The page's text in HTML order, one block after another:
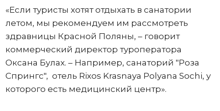
«Если туристы хотят отдыхать в санатории
летом, мы рекомендуем им рассмотреть
здравницы Красной Поляны, – говорит
коммерческий директор туроператора
Оксана Булах. – Например, санаторий "Роза
Спрингс", отель Rixos Krasnaya Polyana Sochi, у
которого есть медицинский центр».